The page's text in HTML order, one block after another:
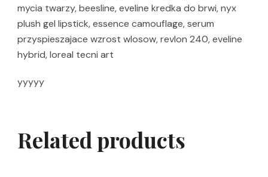
mycia twarzy, beesline, eveline kredka do brwi, nyx
plush gel lipstick, essence camouflage, serum
przyspieszajace wzrost wlosow, revlon 240, eveline
hybrid, loreal tecni art
yyyyy
Related products